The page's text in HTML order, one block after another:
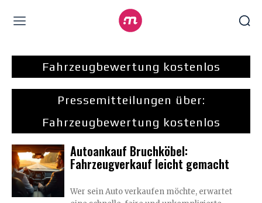
Fahrzeugbewertung kostenlos
Pressemitteilungen über:
Fahrzeugbewertung kostenlos
Autoankauf Bruchköbel:
Fahrzeugverkauf leicht gemacht
Wer sein Auto verkaufen möchte, erwartet